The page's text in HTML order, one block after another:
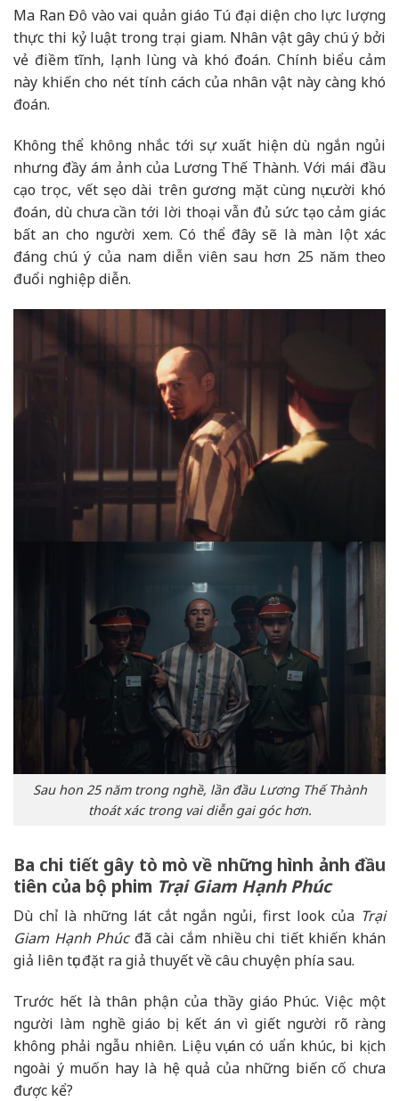
Ma Ran Đô vào vai quản giáo Tú đại diện cho lực lượng
thực thi kỷ luật trong trại giam. Nhân vật gây chú ý bởi
vẻ điềm tĩnh, lạnh lùng và khó đoán. Chính biểu cảm
này khiến cho nét tính cách của nhân vật này càng khó
đoán.
Không thể không nhắc tới sự xuất hiện dù ngắn ngủi
nhưng đầy ám ảnh của Lương Thế Thành. Với mái đầu
cạo trọc, vết sẹo dài trên gương mặt cùng nụ cười khó
đoán, dù chưa cần tới lời thoại vẫn đủ sức tạo cảm giác
bất an cho người xem. Có thể đây sẽ là màn lột xác
đáng chú ý của nam diễn viên sau hơn 25 năm theo
đuổi nghiệp diễn.
Sau hon 25 năm trong nghề, lần đầu Lương Thế Thành
thoát xác trong vai diễn gai góc hơn.
Ba chi tiết gây tò mò về những hình ảnh đầu
tiên của bộ phim Trại Giam Hạnh Phúc
Dù chỉ là những lát cắt ngắn ngủi, first look của Trại
Giam Hạnh Phúcđã cài cắm nhiều chi tiết khiến khán
giả liên tục đặt ra giả thuyết về câu chuyện phía sau.
Trước hết là thân phận của thầy giáo Phúc. Việc một
người làm nghề giáo bị kết án vì giết người rõ ràng
không phải ngẫu nhiên. Liệu vụ án có uẩn khúc, bi kịch
ngoài ý muốn hay là hệ quả của những biến cố chưa
được kể?